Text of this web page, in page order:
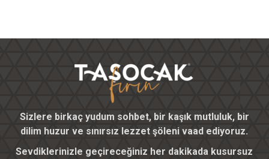
Sizlere birkaç yudum sohbet, bir kaşık mutluluk, bir
dilim huzur ve sınırsız lezzet şöleni vaad ediyoruz.
Sevdiklerinizle geçireceğiniz her dakikada kusursuz